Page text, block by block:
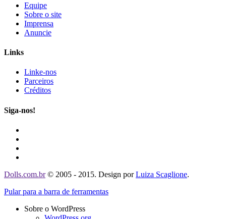
Equipe
Sobre o site
Imprensa
Anuncie
Links
Linke-nos
Parceiros
Créditos
Siga-nos!
Dolls.com.br© 2005 - 2015. Design porLuiza Scaglione.
Pular para a barra de ferramentas
Sobre o WordPress